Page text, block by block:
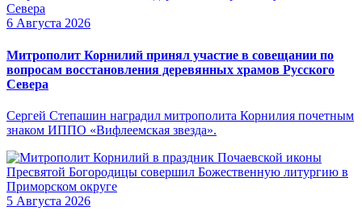
6 Августа 2026
Митрополит Корнилий принял участие в совещании по
вопросам восстановления деревянных храмов Русского
Севера
Сергей Степашин наградил митрополита Корнилия почетным
знаком ИППО «Вифлеемская звезда».
5 Августа 2026